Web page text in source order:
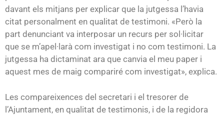
davant els mitjans per explicar que la jutgessa l’havia
citat personalment en qualitat de testimoni. «Però la
part denunciant va interposar un recurs per sol·licitar
que se m’apel·larà com investigat i no com testimoni. La
jutgessa ha dictaminat ara que canvia el meu paper i
aquest mes de maig compariré com investigat», explica.
Les compareixences del secretari i el tresorer de
l’Ajuntament, en qualitat de testimonis, i de la regidora